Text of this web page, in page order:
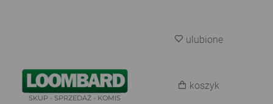
SKUP - SPRZEDAŻ - KOMIS
ulubione
koszyk